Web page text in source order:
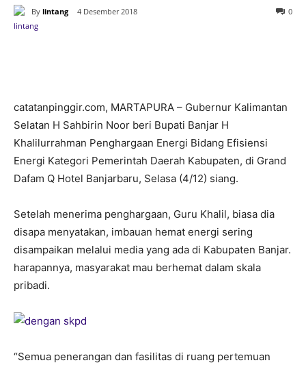
By lintang 4 Desember 2018 0
catatanpinggir.com, MARTAPURA – Gubernur Kalimantan
Selatan H Sahbirin Noor beri Bupati Banjar H
Khalilurrahman Penghargaan Energi Bidang Efisiensi
Energi Kategori Pemerintah Daerah Kabupaten, di Grand
Dafam Q Hotel Banjarbaru, Selasa (4/12) siang.
Setelah menerima penghargaan, Guru Khalil, biasa dia
disapa menyatakan, imbauan hemat energi sering
disampaikan melalui media yang ada di Kabupaten Banjar.
harapannya, masyarakat mau berhemat dalam skala
pribadi.
“Semua penerangan dan fasilitas di ruang pertemuan